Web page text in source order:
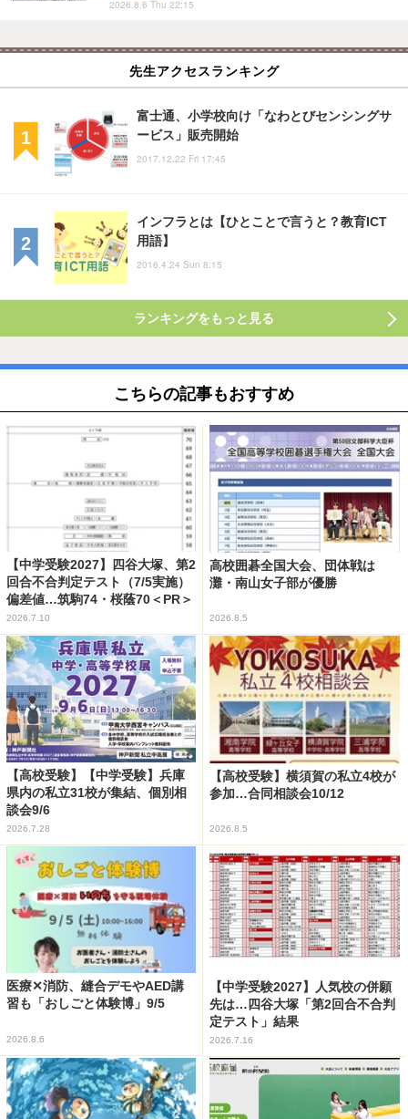
2026.8.6 Thu 22:15
先生アクセスランキング
富士通、小学校向け「なわとびセンシングサ
ービス」販売開始
2017.12.22 Fri 17:45
インフラとは【ひとことで言うと？教育ICT
用語】
2016.4.24 Sun 8:15
ランキングをもっと見る
こちらの記事もおすすめ
【中学受験2027】四谷大塚、第2
回合不合判定テスト（7/5実施）
偏差値…筑駒74・桜蔭70＜PR＞
2026.7.10
高校囲碁全国大会、団体戦は
灘・南山女子部が優勝
2026.8.5
【高校受験】【中学受験】兵庫
県内の私立31校が集結、個別相
談会9/6
2026.7.28
【高校受験】横須賀の私立4校が
参加…合同相談会10/12
2026.8.5
医療✕消防、縫合デモやAED講
習も「おしごと体験博」9/5
2026.8.6
【中学受験2027】人気校の併願
先は…四谷大塚「第2回合不合判
定テスト」結果
2026.7.16